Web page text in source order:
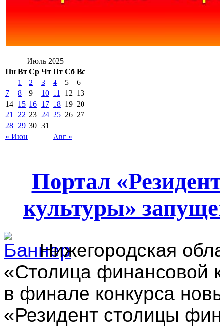
Июль 2025
Пн Вт Ср Чт Пт Сб Вс
« Июн Авг »
1 2 3 4 5
6
7
8 9 10 11 12 13
14 15 16 17 18 19 20
21
22 23 24 25 26 27
28 29 30 31
Портал
культуры»
Нижегородская
«Столица финансовой
в финале конкурса
«Резидент столицы